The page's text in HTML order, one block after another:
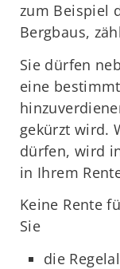
zum Beispiel
Bergbaus,
Sie dürfen
eine
gekürzt wird.
dürfen, wird
in Ihrem
Keine Rente
Sie
die